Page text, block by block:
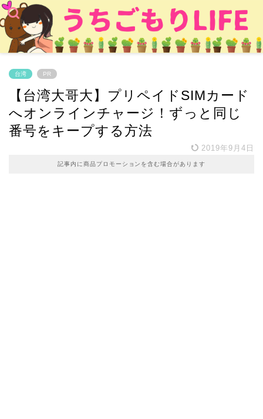
台湾 PR
【台湾大哥大】プリペイドSIMカード
へオンラインチャージ！ずっと同じ
番号をキープする方法
2019年9月4日
記事内に商品プロモーションを含む場合があります